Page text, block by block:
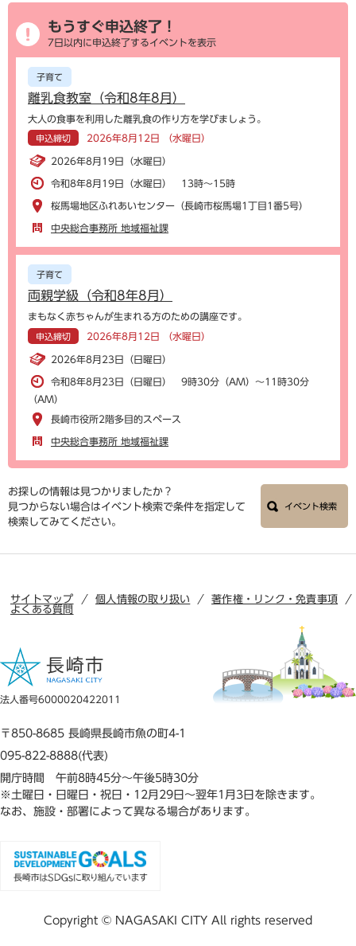
もうすぐ申込終了！
7日以内に申込終了するイベントを表示
子育て
離乳食教室（令和8年8月）
大人の食事を利用した離乳食の作り方を学びましょう。
申込締切 2026年8月12日 （水曜日）
2026年8月19日（水曜日）
令和8年8月19日（水曜日） 13時～15時
桜馬場地区ふれあいセンター（長崎市桜馬場1丁目1番5号）
中央総合事務所 地域福祉課
子育て
両親学級（令和8年8月）
まもなく赤ちゃんが生まれる方のための講座です。
申込締切 2026年8月12日 （水曜日）
2026年8月23日（日曜日）
令和8年8月23日（日曜日） 9時30分（AM）～11時30分
（AM）
長崎市役所2階多目的スペース
中央総合事務所 地域福祉課
お探しの情報は見つかりましたか？
見つからない場合はイベント検索で条件を指定して
検索してみてください。
イベント検索
サイトマップ 個人情報の取り扱い
著作権・リンク・免責事項
よくある質問
法人番号6000020422011
〒850-8685 長崎県長崎市魚の町4-1
095-822-8888(代表)
開庁時間 午前8時45分～午後5時30分
※土曜日・日曜日・祝日・12月29日～翌年1月3日を除きます。
なお、施設・部署によって異なる場合があります。
Copyright © NAGASAKI CITY All rights reserved